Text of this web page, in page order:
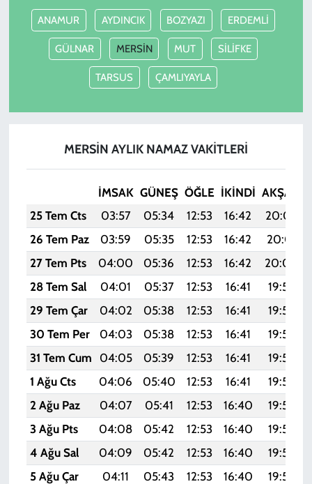
ANAMUR AYDINCIK BOZYAZI ERDEMLİ
GÜLNAR MERSİN MUT SİLİFKE
TARSUS ÇAMLIYAYLA
MERSİN AYLIK NAMAZ VAKITLERI
İMSAK GÜNEŞ ÖĞLE İKINDI AKŞAM
25 Tem Cts
03:57 05:34 12:53 16:42 20:02
26 Tem Paz
03:59 05:35 12:53 16:42 20:01
27 Tem Pts
04:00 05:36 12:53 16:42 20:00
28 Tem Sal
04:01 05:37 12:53 16:41 19:59
29 Tem Çar
04:02 05:38 12:53 16:41 19:59
30 Tem Per
04:03 05:38 12:53 16:41 19:58
31 Tem Cum
04:05 05:39 12:53 16:41 19:57
1 Ağu Cts
04:06 05:40 12:53 16:41 19:56
2 Ağu Paz
04:07 05:41 12:53 16:40 19:55
3 Ağu Pts
04:08 05:42 12:53 16:40 19:54
4 Ağu Sal
04:09 05:42 12:53 16:40 19:53
5 Ağu Çar
04:11 05:43 12:53 16:40 19:52